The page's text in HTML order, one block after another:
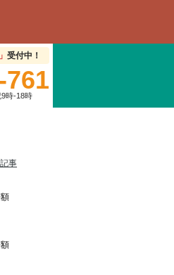
受付中！
761
時-18時
事